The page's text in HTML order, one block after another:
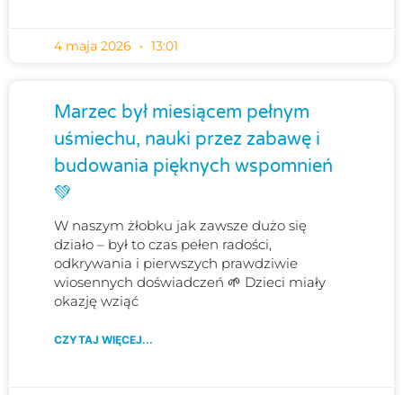
4 maja 2026 13:01
Marzec był miesiącem pełnym
uśmiechu, nauki przez zabawę i
budowania pięknych wspomnień
💚
W naszym żłobku jak zawsze dużo się
działo – był to czas pełen radości,
odkrywania i pierwszych prawdziwie
wiosennych doświadczeń 🌱 Dzieci miały
okazję wziąć
CZYTAJ WIĘCEJ...